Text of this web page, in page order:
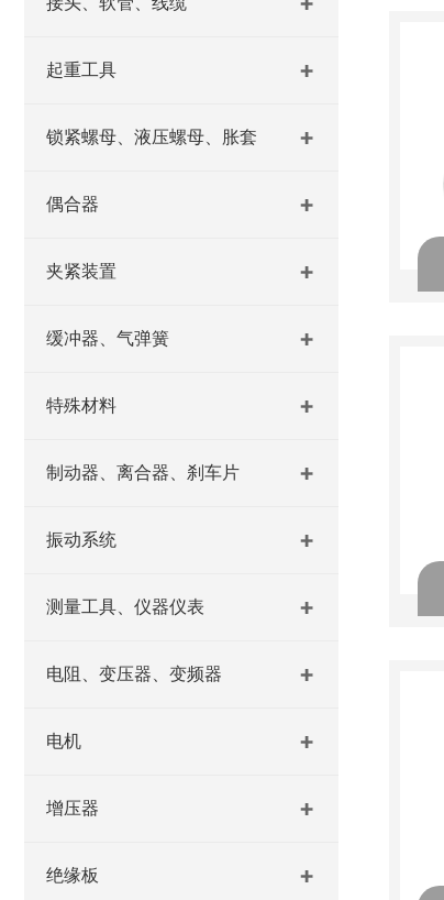
起重工具
锁紧螺母、液压螺母、胀套
偶合器
夹紧装置
缓冲器、气弹簧
特殊材料
制动器、离合器、刹车片
振动系统
测量工具、仪器仪表
电阻、变压器、变频器
电机
增压器
绝缘板